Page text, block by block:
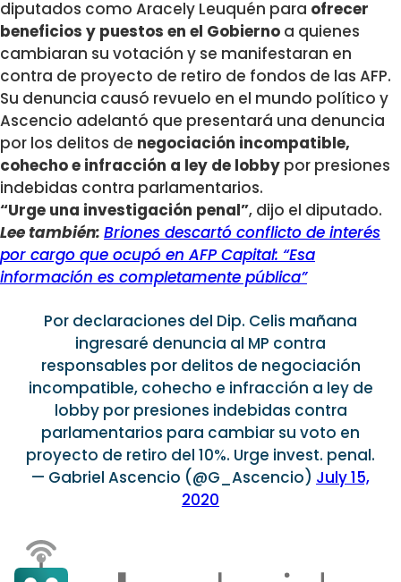
diputados como Aracely Leuquén para ofrecer
beneficios y puestos en el Gobierno a quienes
cambiaran su votación y se manifestaran en
contra de proyecto de retiro de fondos de las AFP.
Su denuncia causó revuelo en el mundo político y
Ascencio adelantó que presentará una denuncia
por los delitos de negociación incompatible,
cohecho e infracción a ley de lobby por presiones
indebidas contra parlamentarios.
“Urge una investigación penal”, dijo el diputado.
Lee también: Briones descartó conflicto de interés
por cargo que ocupó en AFP Capital: “Esa
información es completamente pública”
Por declaraciones del Dip. Celis mañana
ingresaré denuncia al MP contra
responsables por delitos de negociación
incompatible, cohecho e infracción a ley de
lobby por presiones indebidas contra
parlamentarios para cambiar su voto en
proyecto de retiro del 10%. Urge invest. penal.
— Gabriel Ascencio (@G_Ascencio) July 15,
2020